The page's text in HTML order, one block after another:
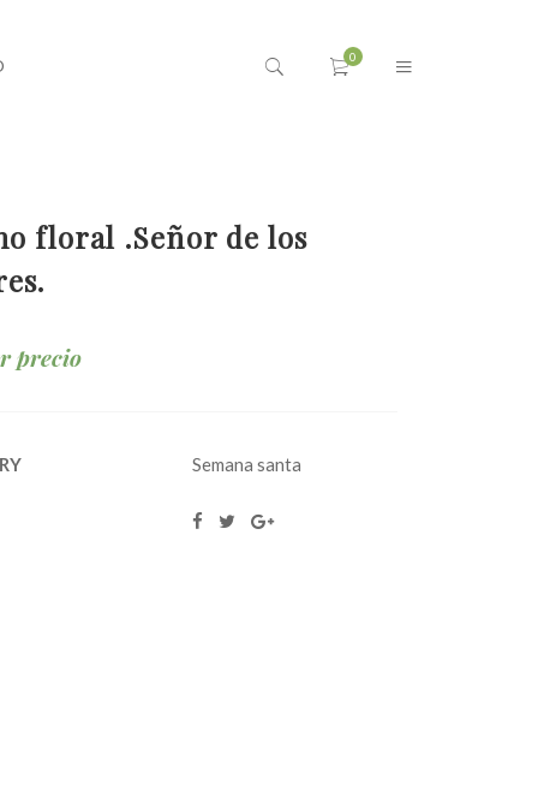
floral .Señor de los
precio
Semana santa